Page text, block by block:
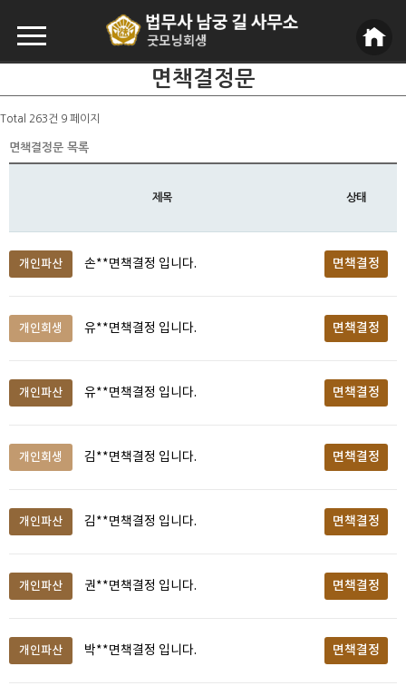
면책결정문
Total 263건 9 페이지
면책결정문 목록
제목 상태
개인파산 손**면책결정 입니다. 면책결정
개인회생 유**면책결정 입니다. 면책결정
개인파산 유**면책결정 입니다. 면책결정
개인회생 김**면책결정 입니다. 면책결정
개인파산 김**면책결정 입니다. 면책결정
개인파산 권**면책결정 입니다. 면책결정
개인파산 박**면책결정 입니다. 면책결정